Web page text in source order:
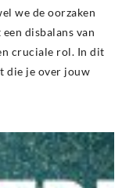
we de oorzaken
disbalans van
cruciale rol. In dit
die je over jouw